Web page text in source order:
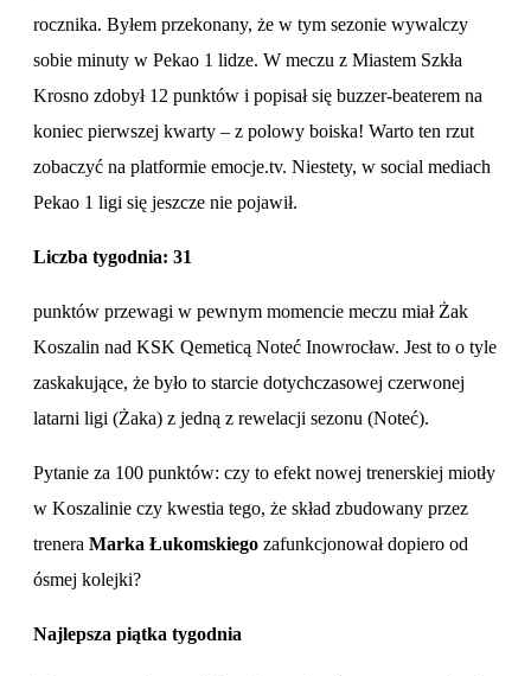
rocznika. Byłem przekonany, że w tym sezonie wywalczy
sobie minuty w Pekao 1 lidze. W meczu z Miastem Szkła
Krosno zdobył 12 punktów i popisał się buzzer-beaterem na
koniec pierwszej kwarty – z polowy boiska! Warto ten rzut
zobaczyć na platformie emocje.tv. Niestety, w social mediach
Pekao 1 ligi się jeszcze nie pojawił.
Liczba tygodnia: 31
punktów przewagi w pewnym momencie meczu miał Żak
Koszalin nad KSK Qemeticą Noteć Inowrocław. Jest to o tyle
zaskakujące, że było to starcie dotychczasowej czerwonej
latarni ligi (Żaka) z jedną z rewelacji sezonu (Noteć).
Pytanie za 100 punktów: czy to efekt nowej trenerskiej miotły
w Koszalinie czy kwestia tego, że skład zbudowany przez
trenera Marka Łukomskiego zafunkcjonował dopiero od
ósmej kolejki?
Najlepsza piątka tygodnia